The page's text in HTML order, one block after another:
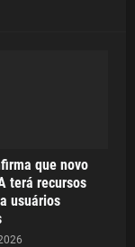
que novo
terá recursos
usuários